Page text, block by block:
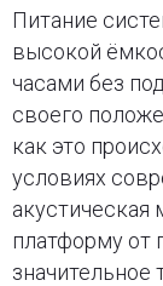
Питание
высокой
часами без
своего
как это
условиях
платформу от
значительное